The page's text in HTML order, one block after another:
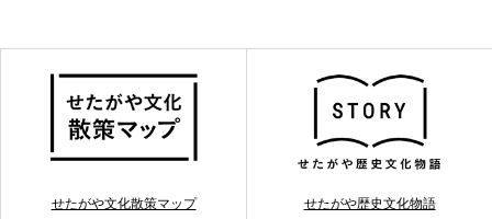
せたがや文化散策マップ せたがや歴史文化物語